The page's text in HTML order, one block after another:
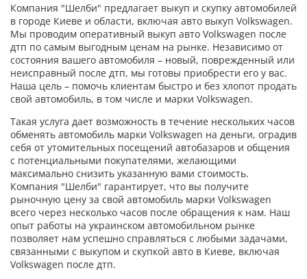
Компания "Шелби" предлагает выкуп и скупку автомобилей
в городе Киеве и области, включая авто выкуп Volkswagen.
Мы проводим оперативный выкуп авто Volkswagen после
дтп по самым выгодным ценам на рынке. Независимо от
состояния вашего автомобиля – новый, поврежденный или
неисправный после дтп, мы готовы приобрести его у вас.
Наша цель – помочь клиентам быстро и без хлопот продать
свой автомобиль, в том числе и марки Volkswagen.
Такая услуга дает возможность в течение нескольких часов
обменять автомобиль марки Volkswagen на деньги, оградив
себя от утомительных посещений автобазаров и общения
с потенциальными покупателями, желающими
максимально снизить указанную вами стоимость.
Компания "Шелби" гарантирует, что вы получите
рыночную цену за свой автомобиль марки Volkswagen
всего через несколько часов после обращения к нам. Наш
опыт работы на украинском автомобильном рынке
позволяет нам успешно справляться с любыми задачами,
связанными с выкупом и скупкой авто в Киеве, включая
Volkswagen после дтп.